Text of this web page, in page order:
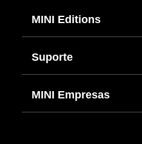
MINI Editions
Suporte
MINI Empresas